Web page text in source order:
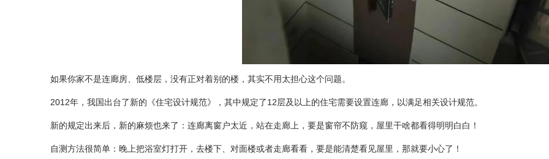
如果你家不是连廊房、低楼层，没有正对着别的楼，其实不用太担心这个问题。
2012年，我国出台了新的《住宅设计规范》，其中规定了12层及以上的住宅需要设置连廊，以满足相关设计规范。
新的规定出来后，新的麻烦也来了：连廊离窗户太近，站在走廊上，要是窗帘不防窥，屋里干啥都看得明明白白！
自测方法很简单：晚上把浴室灯打开，去楼下、对面楼或者走廊看看，要是能清楚看见屋里，那就要小心了！